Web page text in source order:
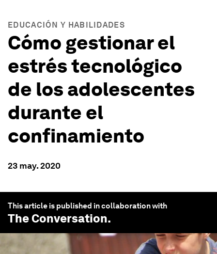
EDUCACIÓN Y HABILIDADES
Cómo gestionar el
estrés tecnológico
de los adolescentes
durante el
confinamiento
23 may. 2020
This article is published in collaboration with
The Conversation.